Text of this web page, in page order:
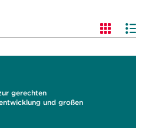
gerechten
und großen